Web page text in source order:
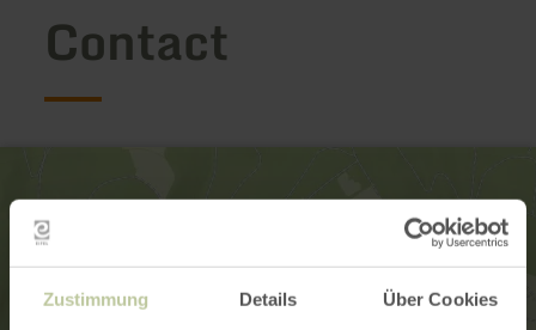
Zustimmung Details Über Cookies
Contact